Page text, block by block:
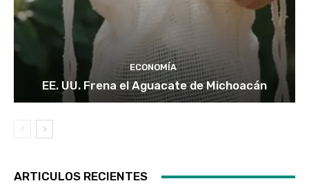
ECONOMÍA
EE. UU. Frena el Aguacate de Michoacán
ARTICULOS RECIENTES